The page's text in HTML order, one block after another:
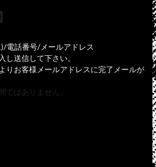
電話番号/メールアドレス
し送信して下さい。
りお客様メールアドレスに完了メールが
ではありません。